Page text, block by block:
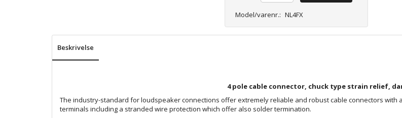
Model/varenr.: NL4FX
Beskrivelse
4 pole cable connector, chuck type strain relief,
The industry-standard for loudspeaker connections offer extremely reliable and robust cable connectors with
terminals including a stranded wire protection which offer also solder termination.